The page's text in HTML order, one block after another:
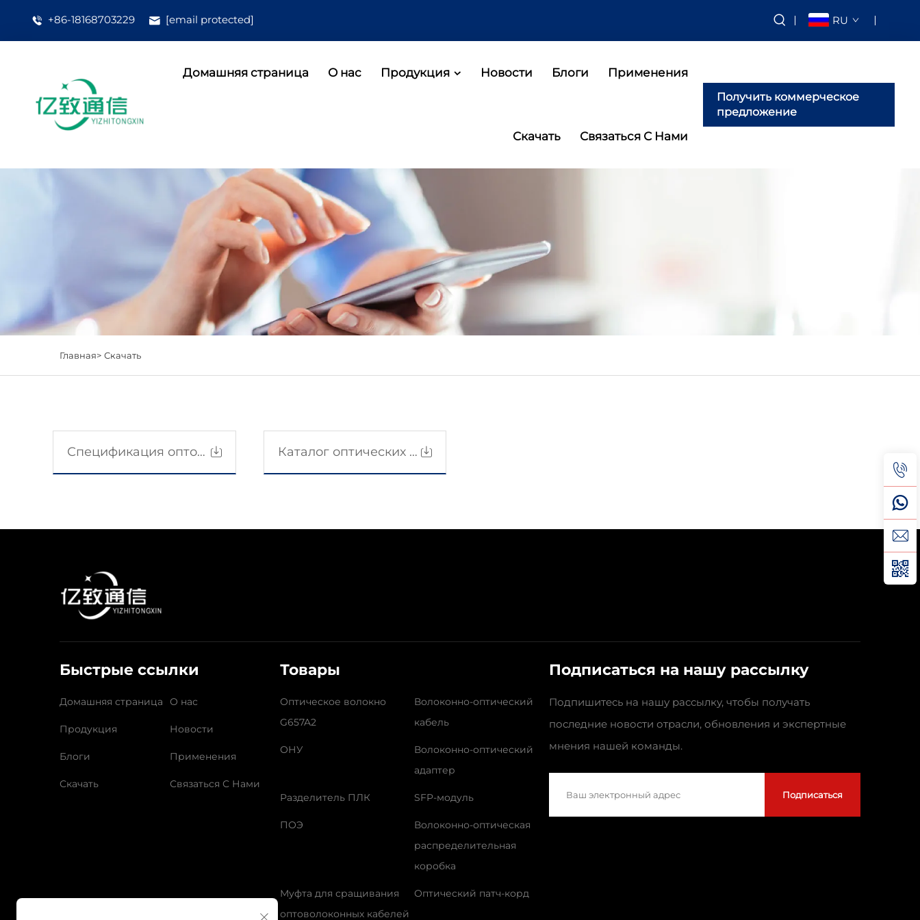
+86-18168703229 [email protected] RU
Домашняя страница О нас Продукция Новости Блоги Применения
Скачать Связаться С Нами
Получить коммерческое
предложение
Главная> Скачать
Спецификация оптоволоконного кабеля Каталог оптических кабелей
Быстрые ссылки
Домашняя страница О нас
Продукция Новости
Блоги Применения
Скачать Связаться С Нами
Товары
Оптическое волокно
G657A2
Волоконно-оптический
кабель
ОНУ
Волоконно-оптический
адаптер
Разделитель ПЛК SFP-модуль
ПОЭ
Волоконно-оптическая
распределительная
коробка
Муфта для сращивания
оптоволоконных кабелей
Оптический патч-корд
Подписаться на нашу рассылку
Подпишитесь на нашу рассылку, чтобы получать
последние новости отрасли, обновления и экспертные
мнения нашей команды.
Подписаться